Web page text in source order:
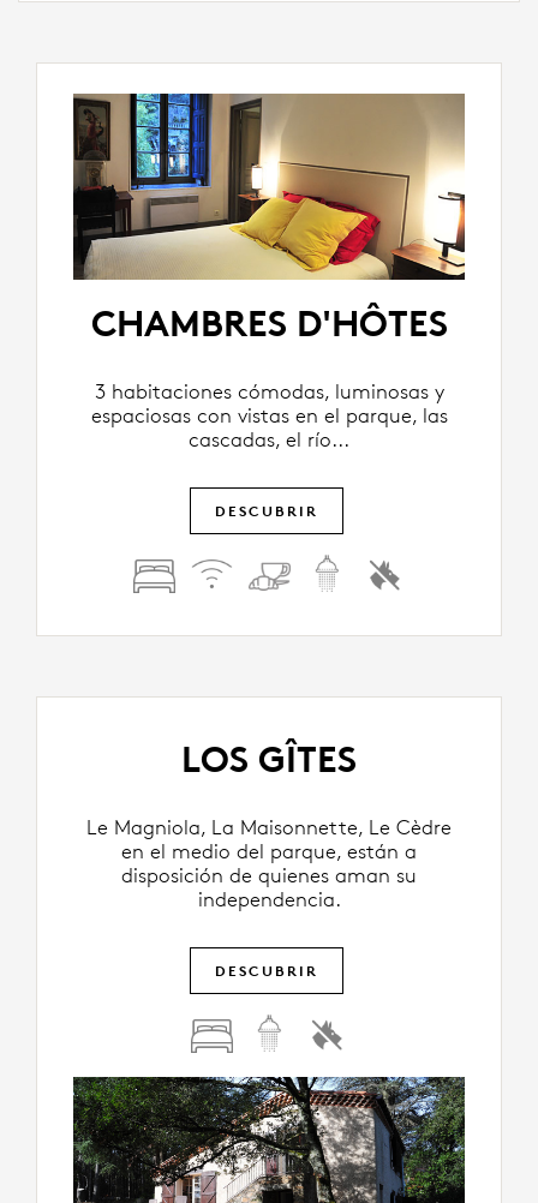
CHAMBRES D'HÔTES
3 habitaciones cómodas, luminosas y
espaciosas con vistas en el parque, las
cascadas, el río...
DESCUBRIR
LOS GÎTES
Le Magniola, La Maisonnette, Le Cèdre
en el medio del parque, están a
disposición de quienes aman su
independencia.
DESCUBRIR